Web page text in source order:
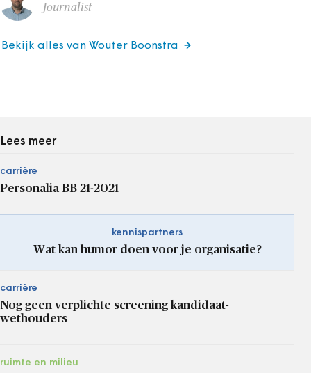
Journalist
Bekijk alles van Wouter Boonstra
Lees meer
carrière
Personalia BB 21-2021
kennispartners
Wat kan humor doen voor je organisatie?
carrière
Nog geen verplichte screening kandidaat-
wethouders
ruimte en milieu